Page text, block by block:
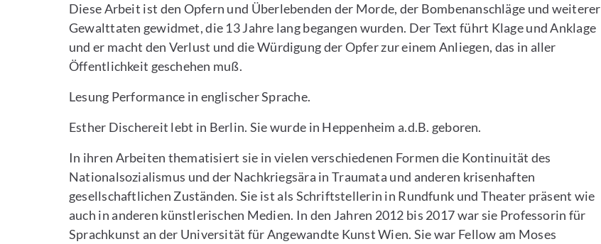
Diese Arbeit ist den Opfern und Überlebenden der Morde, der Bombenanschläge und weiterer
Gewalttaten gewidmet, die 13 Jahre lang begangen wurden. Der Text führt Klage und Anklage
und er macht den Verlust und die Würdigung der Opfer zur einem Anliegen, das in aller
Öffentlichkeit geschehen muß.
Lesung Performance in englischer Sprache.
Esther Dischereit lebt in Berlin. Sie wurde in Heppenheim a.d.B. geboren.
In ihren Arbeiten thematisiert sie in vielen verschiedenen Formen die Kontinuität des
Nationalsozialismus und der Nachkriegsära in Traumata und anderen krisenhaften
gesellschaftlichen Zuständen. Sie ist als Schriftstellerin in Rundfunk und Theater präsent wie
auch in anderen künstlerischen Medien. In den Jahren 2012 bis 2017 war sie Professorin für
Sprachkunst an der Universität für Angewandte Kunst Wien. Sie war Fellow am Moses